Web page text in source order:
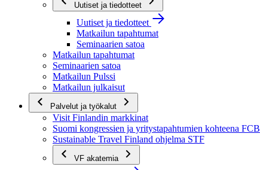
Uutiset ja tiedotteet
Uutiset ja tiedotteet
Matkailun tapahtumat
Seminaarien satoa
Matkailun tapahtumat
Seminaarien satoa
Matkailun Pulssi
Matkailun julkaisut
Palvelut ja työkalut
Visit Finlandin markkinat
Suomi kongressien ja yritystapahtumien kohteena FCB
Sustainable Travel Finland ohjelma STF
VF akatemia